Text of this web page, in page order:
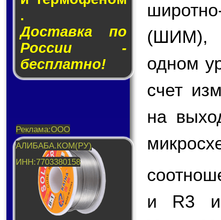
.
Доставка по
России -
бесплатно!
(ШИМ),
одном
счет
на
и R3 и